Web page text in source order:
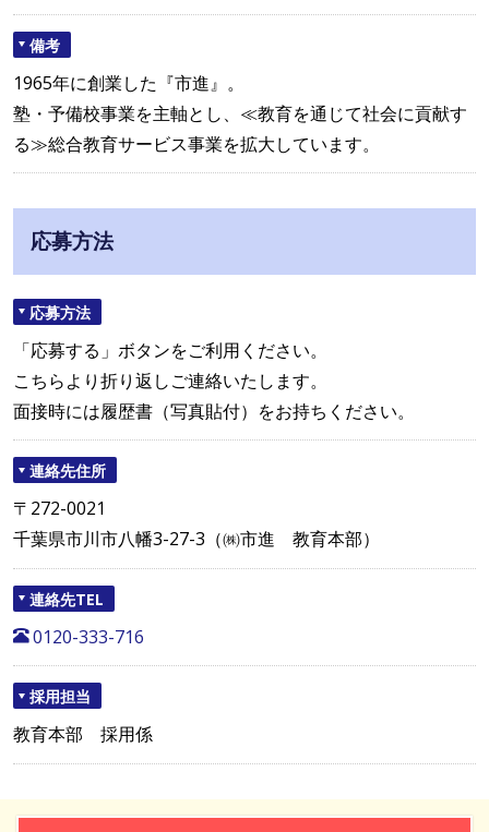
備考
1965年に創業した『市進』。
塾・予備校事業を主軸とし、≪教育を通じて社会に貢献す
る≫総合教育サービス事業を拡大しています。
応募方法
応募方法
「応募する」ボタンをご利用ください。
こちらより折り返しご連絡いたします。
面接時には履歴書（写真貼付）をお持ちください。
連絡先住所
〒272-0021
千葉県市川市八幡3-27-3（㈱市進 教育本部）
連絡先TEL
0120-333-716
採用担当
教育本部 採用係